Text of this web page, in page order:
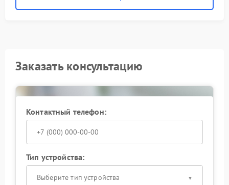
Заказать консультацию
Контактный телефон:
Тип устройства:
Выберите тип устройства